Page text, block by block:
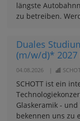
längste
zu betreiben.
Duales
(m/w/d)* 2027
04.08.2026
SCHOTT ist ein
Glaskeramik -
bekennen uns zu